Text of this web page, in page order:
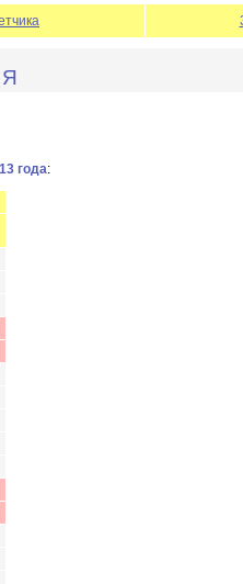
Я
года: